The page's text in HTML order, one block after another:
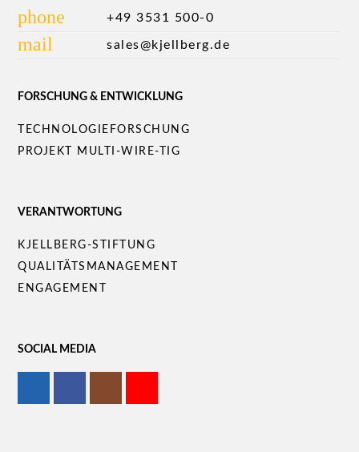
phone +49 3531 500-0
mail sales@kjellberg.de
FORSCHUNG & ENTWICKLUNG
Navigation
überspringen
TECHNOLOGIEFORSCHUNG
PROJEKT MULTI-WIRE-TIG
VERANTWORTUNG
Navigation
überspringen
KJELLBERG-STIFTUNG
QUALITÄTS­MANAGEMENT
ENGAGEMENT
SOCIAL MEDIA